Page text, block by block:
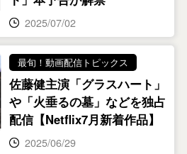
2025/07/02
最旬！動画配信トピックス
佐藤健主演「グラスハート」
や「火垂るの墓」などを独占
配信【Netflix7月新着作品】
2025/06/29